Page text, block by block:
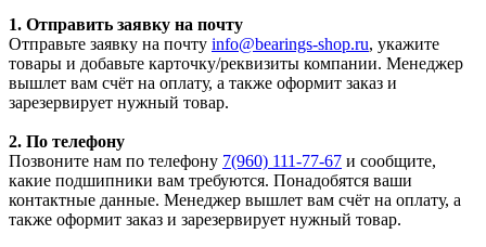
1. Отправить заявку на почту
Отправьте заявку на почту info@bearings-shop.ru, укажите
товары и добавьте карточку/реквизиты компании. Менеджер
вышлет вам счёт на оплату, а также оформит заказ и
зарезервирует нужный товар.
2. По телефону
Позвоните нам по телефону 7(960) 111-77-67 и сообщите,
какие подшипники вам требуются. Понадобятся ваши
контактные данные. Менеджер вышлет вам счёт на оплату, а
также оформит заказ и зарезервирует нужный товар.